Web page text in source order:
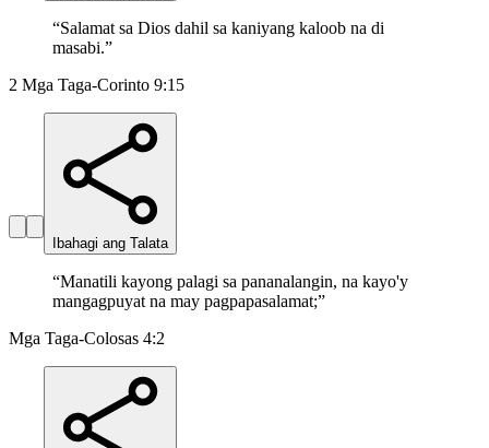
“Salamat sa Dios dahil sa kaniyang kaloob na di
masabi.”
2 Mga Taga-Corinto 9:15
Ibahagi ang Talata
“Manatili kayong palagi sa pananalangin, na kayo'y
mangagpuyat na may pagpapasalamat;”
Mga Taga-Colosas 4:2